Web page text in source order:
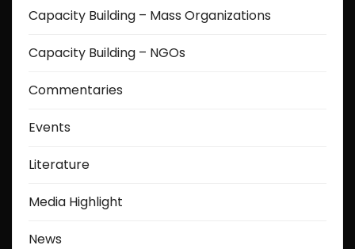
Capacity Building – Mass Organizations
Capacity Building – NGOs
Commentaries
Events
Literature
Media Highlight
News